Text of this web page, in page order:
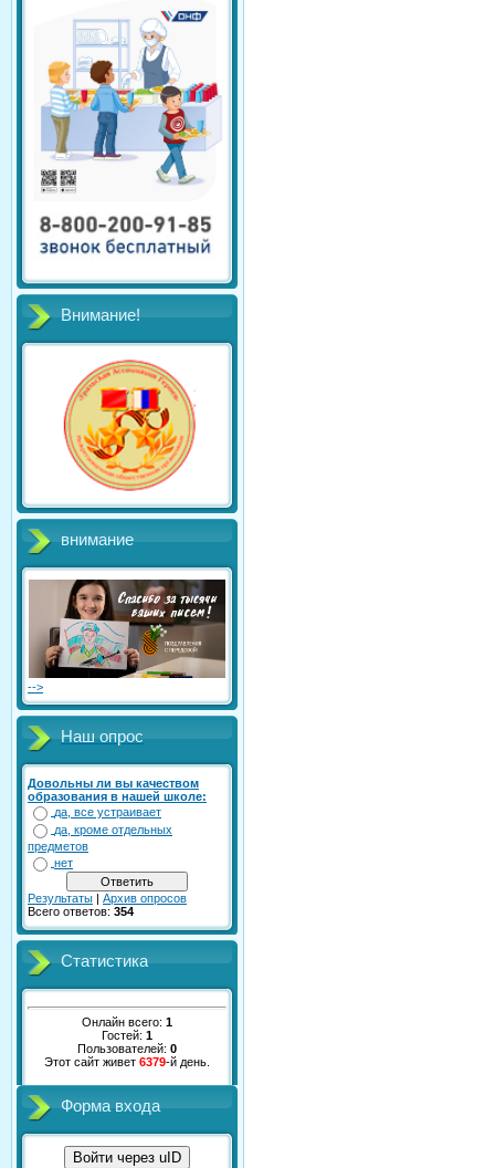
Внимание!
внимание
-->
Наш опрос
Довольны ли вы качеством
образования в нашей школе:
да, все устраивает
да, кроме отдельных
предметов
нет
Результаты | Архив опросов
Всего ответов: 354
Статистика
Онлайн всего: 1
Гостей: 1
Пользователей: 0
Этот сайт живет 6379-й день.
Форма входа
Войти через uID